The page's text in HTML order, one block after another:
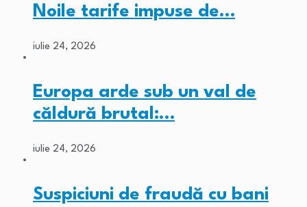
Noile tarife impuse de…
iulie 24, 2026
Europa arde sub un val de
căldură brutal:…
iulie 24, 2026
Suspiciuni de fraudă cu bani